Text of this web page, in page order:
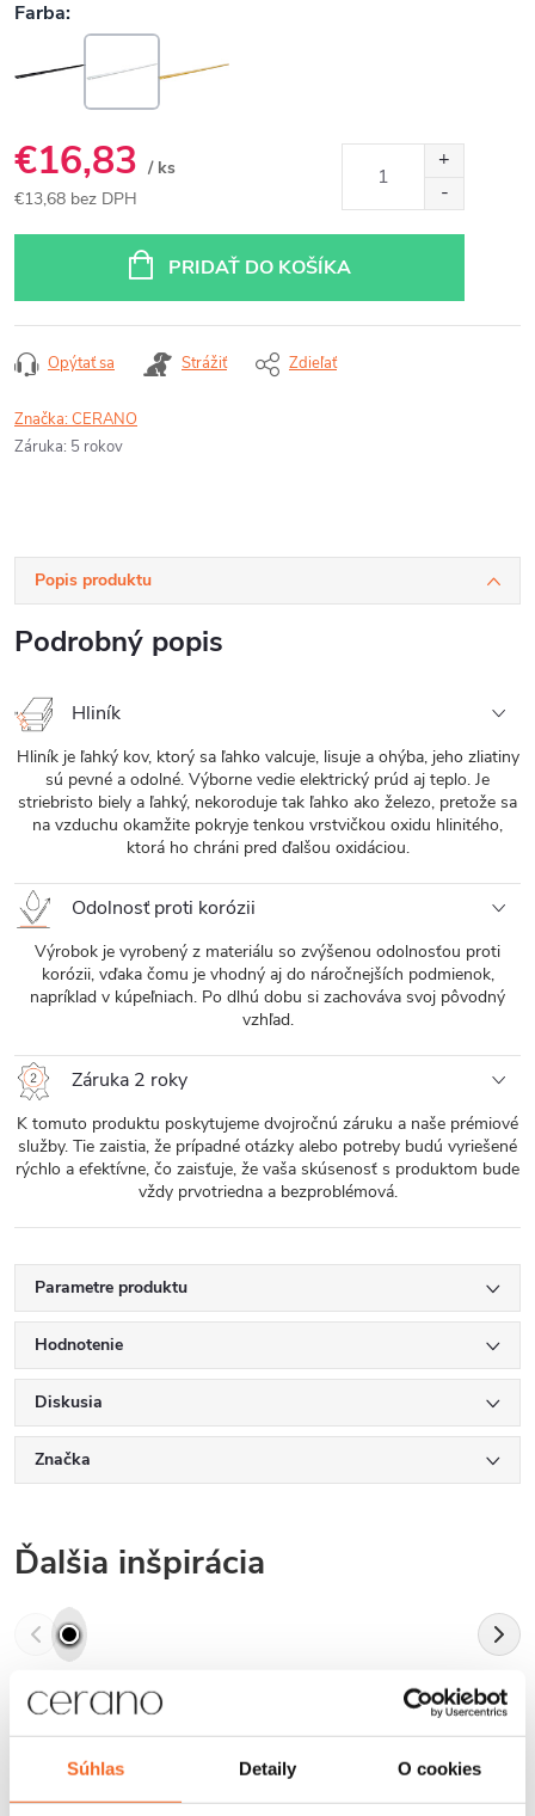
Súhlas Detaily O cookies
€16,83 / ks
€13,68 bez DPH
PRIDAŤ DO KOŠÍKA
Opýtať sa Strážiť Zdieľať
Značka:CERANO
Záruka: 5 rokov
Popis produktu
Podrobný popis
Hliník
Hliník je ľahký kov, ktorý sa ľahko valcuje, lisuje a ohýba, jeho zliatiny
sú pevné a odolné. Výborne vedie elektrický prúd aj teplo. Je
striebristo biely a ľahký, nekoroduje tak ľahko ako železo, pretože sa
na vzduchu okamžite pokryje tenkou vrstvičkou oxidu hlinitého,
ktorá ho chráni pred ďalšou oxidáciou.
Odolnosť proti korózii
Výrobok je vyrobený z materiálu so zvýšenou odolnosťou proti
korózii, vďaka čomu je vhodný aj do náročnejších podmienok,
napríklad v kúpeľniach. Po dlhú dobu si zachováva svoj pôvodný
vzhľad.
Záruka 2 roky
K tomuto produktu poskytujeme dvojročnú záruku a naše prémiové
služby. Tie zaistia, že prípadné otázky alebo potreby budú vyriešené
rýchlo a efektívne, čo zaisťuje, že vaša skúsenosť s produktom bude
vždy prvotriedna a bezproblémová.
Parametre produktu
Hodnotenie
Diskusia
Značka
Ďalšia inšpirácia
4,8 Hodnotenie zákazníkov
2420 hodnotení